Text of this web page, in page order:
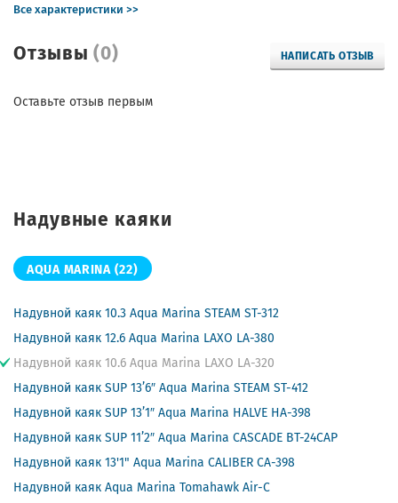
Отзывы(0) НАПИСАТЬ ОТЗЫВ
Оставьте отзыв первым
Все характеристики >>
Надувные каяки
AQUA MARINA(22)
Надувной каяк 10.3 Aqua Marina STEAM ST-312
Надувной каяк 12.6 Aqua Marina LAXO LA-380
Надувной каяк 10.6 Aqua Marina LAXO LA-320
Надувной каяк SUP 13’6″ Aqua Marina STEAM ST-412
Надувной каяк SUP 13’1″ Aqua Marina HALVE HA-398
Надувной каяк SUP 11’2″ Aqua Marina CASCADE BT-24CAP
Надувной каяк 13'1" Aqua Marina CALIBER CA-398
Надувной каяк Aqua Marina Tomahawk Air-C